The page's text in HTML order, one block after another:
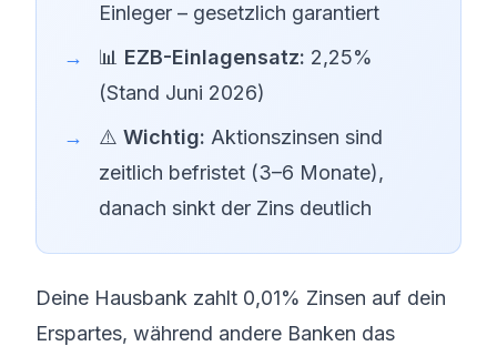
Einleger – gesetzlich garantiert
📊 EZB-Einlagensatz: 2,25%
(Stand Juni 2026)
⚠️ Wichtig: Aktionszinsen sind
zeitlich befristet (3–6 Monate),
danach sinkt der Zins deutlich
Deine Hausbank zahlt 0,01% Zinsen auf dein
Erspartes, während andere Banken das